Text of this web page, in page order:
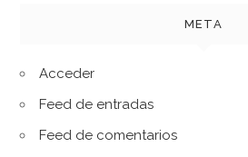
META
Acceder
Feed de entradas
Feed de comentarios